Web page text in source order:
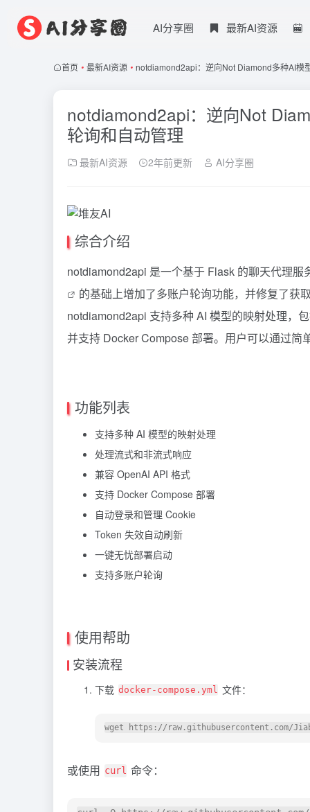
AI分享圈 最新AI资源
首页 • 最新AI资源 • notdiamond2api：逆向Not Diamond多种AI模
notdiamond2api：逆向Not
轮询和自动管理
最新AI资源 2年前更新 AI分享圈
综合介绍
notdiamond2api 是一个基于 Flask 的聊天代理
的基础上增加了多账户轮询功能，并修复了获
notdiamond2api 支持多种 AI 模型的映射处理，
并支持 Docker Compose 部署。用户可以通过
功能列表
支持多种 AI 模型的映射处理
处理流式和非流式响应
兼容 OpenAI API 格式
支持 Docker Compose 部署
自动登录和管理 Cookie
Token 失效自动刷新
一键无忧部署启动
支持多账户轮询
使用帮助
安装流程
下载 docker-compose.yml 文件：
wget https://raw.githubusercontent.com/
或使用 curl 命令：